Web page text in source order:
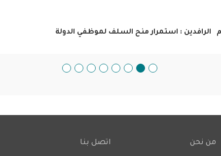
الرافدين : استمرار منح السلف لموظفي الدولة
Footer
من نحن اتصل بنا